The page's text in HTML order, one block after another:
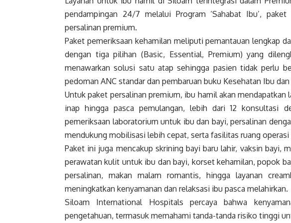
pendampingan 24/7 melalui Program ‘Sahabat Ibu’,
persalinan premium.
Paket pemeriksaan kehamilan meliputi pemantauan lengkap
dengan tiga pilihan (Basic, Essential, Premium) yang
menawarkan solusi satu atap sehingga pasien tidak perlu
pedoman ANC standar dan pembaruan buku Kesehatan Ibu dan
Untuk paket persalinan premium, ibu hamil akan
inap hingga pasca pemulangan, lebih dari 12 konsultasi
pemeriksaan laboratorium untuk ibu dan bayi, persalinan
mendukung mobilisasi lebih cepat, serta fasilitas ruang operasi
Paket ini juga mencakup skrining bayi baru lahir, vaksin bayi,
perawatan kulit untuk ibu dan bayi, korset kehamilan, popok
persalinan, makan malam romantis, hingga layanan
meningkatkan kenyamanan dan relaksasi ibu pasca melahirkan.
Siloam International Hospitals percaya bahwa
pengetahuan, termasuk memahami tanda-tanda risiko tinggi